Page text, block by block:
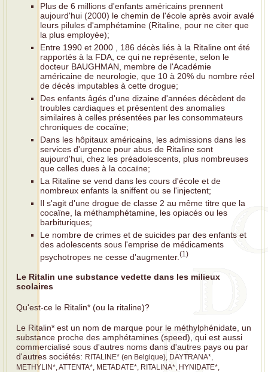
Plus de 6 millions d'enfants américains prennent
aujourd'hui (2000) le chemin de l'école après avoir avalé
leurs pilules d'amphétamine (Ritaline, pour ne citer que
la plus employée);
Entre 1990 et 2000 , 186 décès liés à la Ritaline ont été
rapportés à la FDA, ce qui ne représente, selon le
docteur BAUGHMAN, membre de l'Académie
américaine de neurologie, que 10 à 20% du nombre réel
de décès imputables à cette drogue;
Des enfants âgés d'une dizaine d'années décèdent de
troubles cardiaques et présentent des anomalies
similaires à celles présentées par les consommateurs
chroniques de cocaïne;
Dans les hôpitaux américains, les admissions dans les
services d'urgence pour abus de Ritaline sont
aujourd'hui, chez les préadolescents, plus nombreuses
que celles dues à la cocaïne;
La Ritaline se vend dans les cours d'école et de
nombreux enfants la sniffent ou se l'injectent;
Il s'agit d'une drogue de classe 2 au même titre que la
cocaïne, la méthamphétamine, les opiacés ou les
barbituriques;
Le nombre de crimes et de suicides par des enfants et
des adolescents sous l'emprise de médicaments
psychotropes ne cesse d'augmenter. (1)
Le Ritalin une substance vedette dans les milieux
scolaires
Qu'est-ce le Ritalin* (ou la ritaline)?
Le Ritalin* est un nom de marque pour le méthylphénidate, un
substance proche des amphétamines (speed), qui est aussi
commercialisé sous d'autres noms dans d'autres pays ou par
d'autres sociétés: RITALINE* (en Belgique), DAYTRANA*,
METHYLIN*, ATTENTA*, METADATE*, RITALINA*, HYNIDATE*,